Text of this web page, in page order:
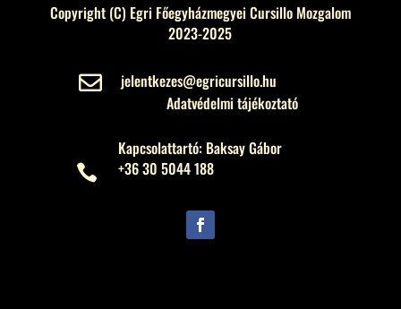
Copyright (C) Egri Főegyházmegyei Cursillo Mozgalom
2023-2025

jelentkezes@egricursillo.hu
Adatvédelmi tájékoztató
Kapcsolattartó: Baksay Gábor
 +36 30 5044 188